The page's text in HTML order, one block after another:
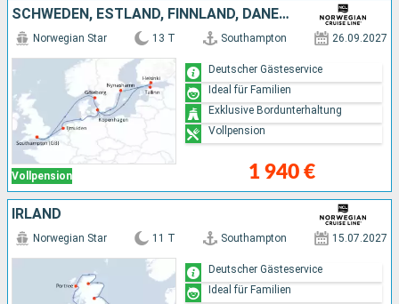
SCHWEDEN, ESTLAND, FINNLAND, DÄNEMARK, NIEDERLANDE
Vollpension
Norwegian Star 13 T Southampton 26.09.2027
1 940 €
Deutscher Gästeservice
Ideal für Familien
Exklusive Bordunterhaltung
Vollpension
IRLAND
Norwegian Star 11 T Southampton 15.07.2027
Deutscher Gästeservice
Ideal für Familien